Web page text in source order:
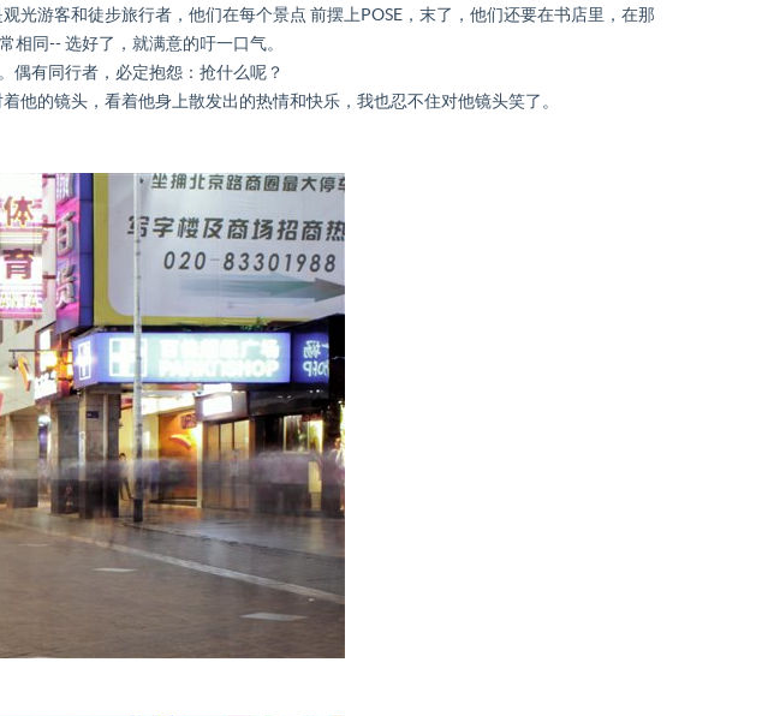
游客和徒步旅行者，他们在每个景点 前摆上POSE，末了，他们还要在书店里，在那
同-- 选好了，就满意的吁一口气。
偶有同行者，必定抱怨：抢什么呢？
他的镜头，看着他身上散发出的热情和快乐，我也忍不住对他镜头笑了。